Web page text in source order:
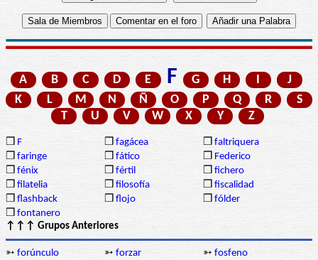
A B C D E F G H I
J
K
L M N Ñ O P Q R
S
T
U V W X Y Z
❒ F ❒ fagácea ❒ faltriquera
❒ faringe ❒ fático ❒ Federico
❒ fénix ❒ fértil ❒ fichero
❒ filatelia ❒ filosofía ❒ fiscalidad
❒ flashback ❒ flojo ❒ fólder
❒ fontanero
↑↑↑ Grupos Anteriores
➳ forúnculo ➳ forzar ➳ fosfeno